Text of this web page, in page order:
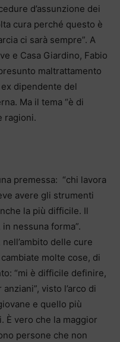
d’assunzione dei
cura perché questo è
ci sarà sempre”. A
e Casa Giardino, Fabio
maltrattamento
dipendente del
Ma il tema “è di
ragioni.
premessa: “chi lavora
avere gli strumenti
la più difficile. Il
nessuna forma”.
nell’ambito delle cure
molte cose, di
“mi è difficile definire,
visto l’arco di
e quello più
È vero che la maggior
persone che non